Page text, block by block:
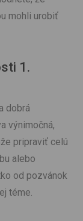
mohli urobiť
1.
dobrá
výnimočná,
pripraviť celú
alebo
od pozvánok
téme.